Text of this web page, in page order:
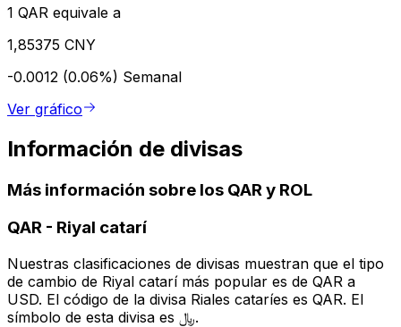
1 QAR equivale a
1,85375 CNY
-0.0012 (0.06%) Semanal
Ver gráfico
Información de divisas
Más información sobre los QAR y ROL
QAR - Riyal catarí
Nuestras clasificaciones de divisas muestran que el tipo
de cambio de Riyal catarí más popular es de QAR a
USD. El código de la divisa Riales cataríes es QAR. El
símbolo de esta divisa es ﷼.